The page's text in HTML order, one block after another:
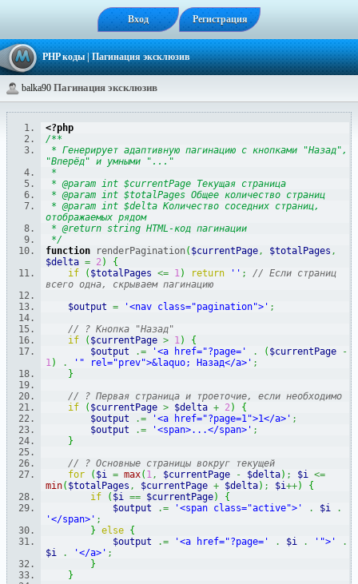
Вход Регистрация
PHP коды| Пагинация эксклюзив
balka90 Пагинация эксклюзив
<?php
/**
* Генерирует адаптивную пагинацию с кнопками "Назад",
"Вперёд" и умными "..."
*
* @param int $currentPage Текущая страница
* @param int $totalPages Общее количество страниц
* @param int $delta Количество соседних страниц,
отображаемых рядом
* @return string HTML-код пагинации
*/
function renderPagination( $currentPage, $totalPages ,
$delta = 2)
{
if
( $totalPages <= 1) return '' ;
// Если страниц
всего одна, скрываем пагинацию
$output = '<nav class="pagination">' ;
// ? Кнопка "Назад"
if
( $currentPage > 1)
{
$output
.= '<a href="?page=' . ( $currentPage
-
1) . '" rel="prev">&laquo; Назад</a>' ;
}
// ? Первая страница и троеточие, если необходимо
if
( $currentPage > $delta + 2)
{
$output
.= '<a href="?page=1">1</a>' ;
$output
.= '<span>...</span>' ;
}
// ? Основные страницы вокруг текущей
for
( $i = max( 1, $currentPage - $delta) ; $i <=
min( $totalPages , $currentPage + $delta) ; $i++)
{
if
( $i == $currentPage)
{
$output
.= '<span class="active">' . $i
.
'</span>' ;
} else {
$output
.= '<a href="?page=' . $i . '">'
.
$i
. '</a>' ;
}
}